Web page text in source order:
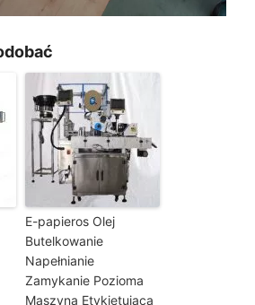
E-papieros Olej
Butelkowanie
Napełnianie
Zamykanie Pozioma
Maszyna Etykietująca